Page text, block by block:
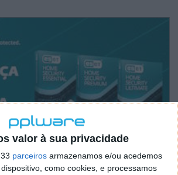
valor à sua privacidade
parceiros armazenamos e/ou acedemos
como cookies, e processamos